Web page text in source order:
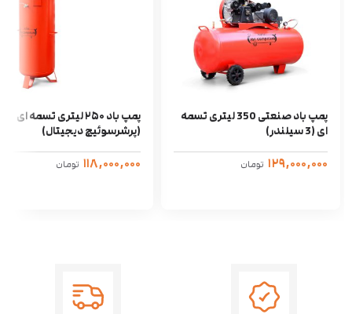
پمپ باد صنعتی 350 لیتری تسمه
ای (3 سیلندر)
۱۲۹,۰۰۰,۰۰۰ تومان
پمپ باد ۲۵۰ لیتری تسمه ای
(پرشرسوئیچ دیجیتال)
۱۱۸,۰۰۰,۰۰۰ تومان